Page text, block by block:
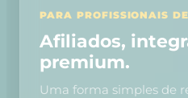
PARA PROFISSIONAIS
Afiliados,
premium.
Uma forma simples de